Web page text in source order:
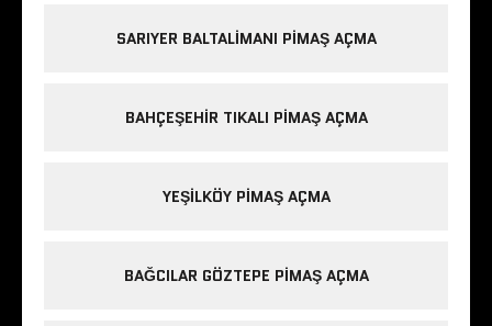
SARIYER BALTALIMANI PIMAŞ AÇMA
BAHÇEŞEHIR TIKALI PIMAŞ AÇMA
YEŞILKÖY PIMAŞ AÇMA
BAĞCILAR GÖZTEPE PIMAŞ AÇMA